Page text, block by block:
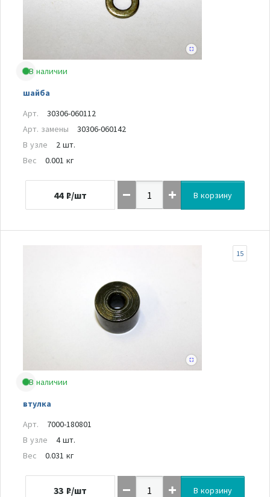
В наличии
шайба
Арт.
30306-060112
Арт. замены
30306-060142
В узле
2 шт.
Вес
0.001 кг
44 ₽/шт В корзину
В наличии
втулка
15
Арт.
7000-180801
В узле
4 шт.
Вес
0.031 кг
33 ₽/шт В корзину